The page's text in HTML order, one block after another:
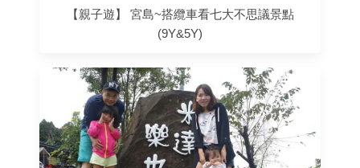
【親子遊】 宮島~搭纜車看七大不思議景點
(9Y&5Y)